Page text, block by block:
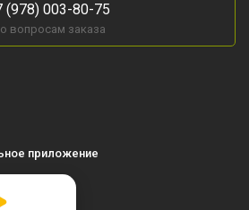
(978) 003-80-75
вопросам заказа
приложение